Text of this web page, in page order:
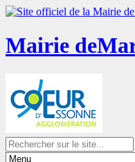
Mairie de